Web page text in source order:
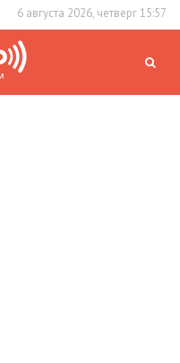
6 августа 2026, четверг 15:57